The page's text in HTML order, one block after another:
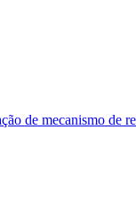
de mecanismo de